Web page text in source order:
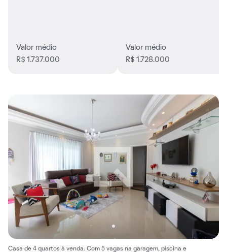
Valor médio
R$ 1.737.000
Valor médio
R$ 1.728.000
Casa de 4 quartos à venda. Com 5 vagas na garagem, piscina e